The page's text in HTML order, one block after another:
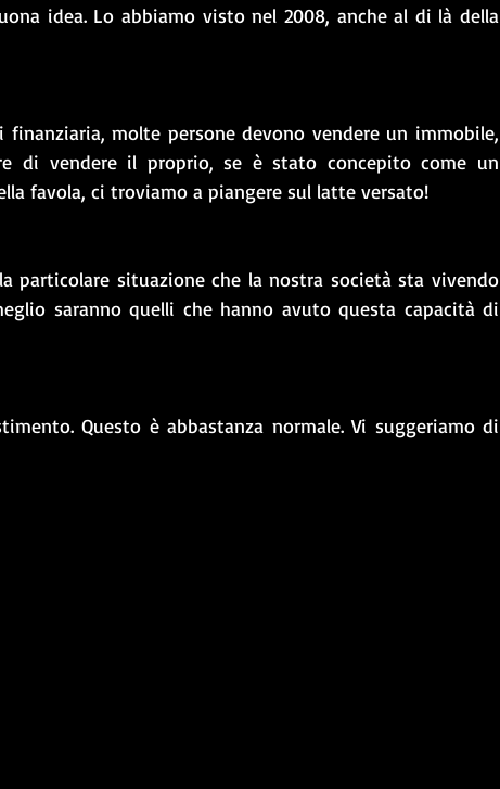
idea. Lo abbiamo visto nel 2008, anche al di là della
molte persone devono vendere un immobile,
di vendere il proprio, se è stato concepito come un
favola, ci troviamo a piangere sul latte versato!
particolare situazione che la nostra società sta vivendo
saranno quelli che hanno avuto questa capacità di
Questo è abbastanza normale. Vi suggeriamo di